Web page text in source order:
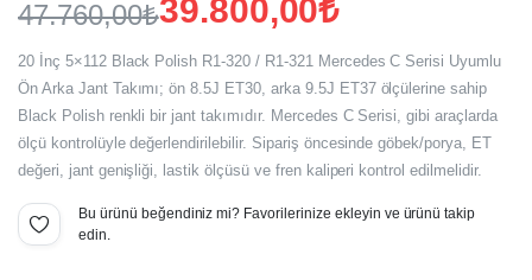
47.760,00₺
Orijinal
fiyat:
47.760,00₺.
39.800,00₺
Şu
andaki
fiyat:
39.800,00₺.
20 İnç 5×112 Black Polish R1-320 / R1-321 Mercedes C Serisi Uyumlu
Ön Arka Jant Takımı; ön 8.5J ET30, arka 9.5J ET37 ölçülerine sahip
Black Polish renkli bir jant takımıdır. Mercedes C Serisi, gibi araçlarda
ölçü kontrolüyle değerlendirilebilir. Sipariş öncesinde göbek/porya, ET
değeri, jant genişliği, lastik ölçüsü ve fren kaliperi kontrol edilmelidir.
Bu ürünü beğendiniz mi? Favorilerinize ekleyin ve ürünü takip
edin.